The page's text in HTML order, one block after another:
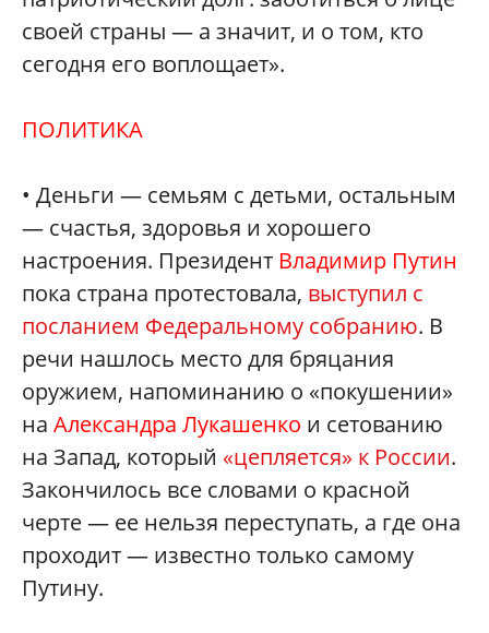
своей страны — а значит, и о том, кто
сегодня его воплощает».
ПОЛИТИКА
• Деньги — семьям с детьми, остальным
— счастья, здоровья и хорошего
настроения. Президент Владимир Путин
пока страна протестовала, выступил с
посланием Федеральному собранию. В
речи нашлось место для бряцания
оружием, напоминанию о «покушении»
на Александра Лукашенко и сетованию
на Запад, который «цепляется» к России.
Закончилось все словами о красной
черте — ее нельзя переступать, а где она
проходит — известно только самому
Путину.